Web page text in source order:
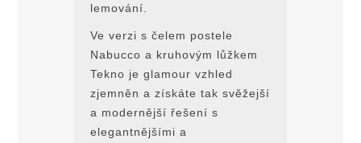
lemování.
Ve verzi s čelem postele
Nabucco a kruhovým lůžkem
Tekno je glamour vzhled
zjemněn a získáte tak svěžejší
a modernější řešení s
elegantnějšími a